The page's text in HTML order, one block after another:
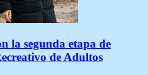
la segunda etapa de
de Adultos